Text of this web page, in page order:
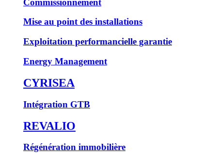
Mise au point des installations
Exploitation performancielle garantie
Energy Management
CYRISEA
Intégration GTB
REVALIO
Régénération immobilière